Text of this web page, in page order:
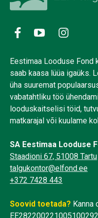
Eestimaa Looduse Fond
saab kaasa lüüa igaüks.
üha suuremat
vabatahtliku töö
looduskaitselisi töid,
matkarajal või kuulame
SA Eestimaa Looduse
Staadioni 67, 51008 Tartu
talgukontor@elfond.ee
+372 7428 443
Soovid toetada? Kanna
EE282200221005100292